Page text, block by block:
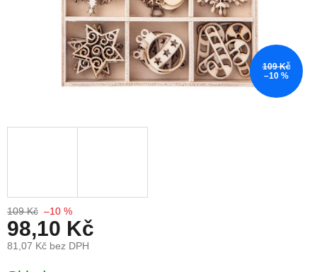
109 Kč
–10 %
109 Kč –10 %
98,10 Kč
81,07 Kč bez DPH